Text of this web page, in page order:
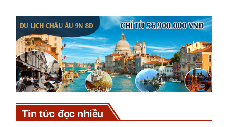
Tin tức đọc nhiều